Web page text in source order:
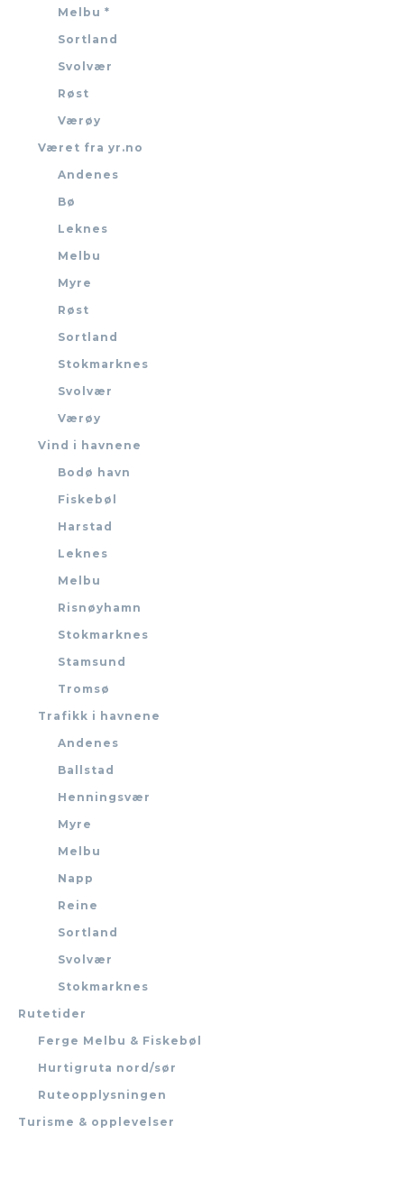
Melbu *
Sortland
Svolvær
Røst
Værøy
Været fra yr.no
Andenes
Bø
Leknes
Melbu
Myre
Røst
Sortland
Stokmarknes
Svolvær
Værøy
Vind i havnene
Bodø havn
Fiskebøl
Harstad
Leknes
Melbu
Risnøyhamn
Stokmarknes
Stamsund
Tromsø
Trafikk i havnene
Andenes
Ballstad
Henningsvær
Myre
Melbu
Napp
Reine
Sortland
Svolvær
Stokmarknes
Rutetider
Ferge Melbu & Fiskebøl
Hurtigruta nord/sør
Ruteopplysningen
Turisme & opplevelser